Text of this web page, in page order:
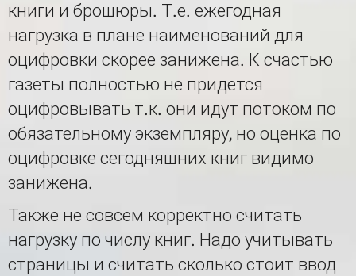
книги и брошюры. Т.е. ежегодная
нагрузка в плане наименований для
оцифровки скорее занижена. К счастью
газеты полностью не придется
оцифровывать т.к. они идут потоком по
обязательному экземпляру, но оценка по
оцифровке сегодняшних книг видимо
занижена.
Также не совсем корректно считать
нагрузку по числу книг. Надо учитывать
страницы и считать сколько стоит ввод